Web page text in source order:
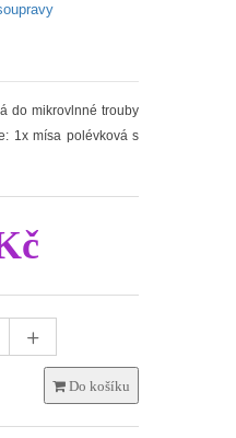
do mikrovlnné trouby
1x mísa polévková s
+
Do košíku